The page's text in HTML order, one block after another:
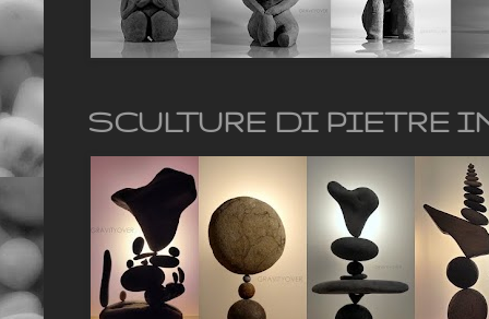
SCULTURE DI PIETRE